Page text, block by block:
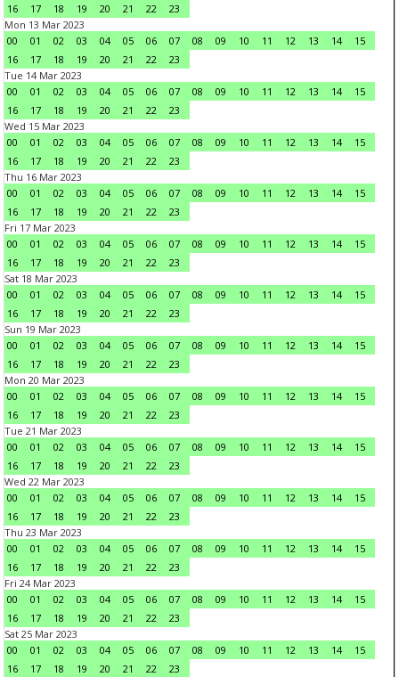
16 17 18 19 20 21 22
23
Mon 13 Mar 2023
00
01 02 03 04 05 06 07 08 09 10 11 12 13 14
15
16
17 18 19 20 21 22
23
Tue 14 Mar 2023
00
01 02 03 04 05 06 07 08 09 10 11 12 13 14
15
16
17 18 19 20 21 22
23
Wed 15 Mar 2023
00
01 02 03 04 05 06 07 08 09 10 11 12 13 14
15
16
17 18 19 20 21 22
23
Thu 16 Mar 2023
00
01 02 03 04 05 06 07 08 09 10 11 12 13 14
15
16
17 18 19 20 21 22
23
Fri 17 Mar 2023
00
01 02 03 04 05 06 07 08 09 10 11 12 13 14
15
16
17 18 19 20 21 22
23
Sat 18 Mar 2023
00
01 02 03 04 05 06 07 08 09 10 11 12 13 14
15
16
17 18 19 20 21 22
23
Sun 19 Mar 2023
00
01 02 03 04 05 06 07 08 09 10 11 12 13 14
15
16
17 18 19 20 21 22
23
Mon 20 Mar 2023
00
01 02 03 04 05 06 07 08 09 10 11 12 13 14
15
16
17 18 19 20 21 22
23
Tue 21 Mar 2023
00
01 02 03 04 05 06 07 08 09 10 11 12 13 14
15
16
17 18 19 20 21 22
23
Wed 22 Mar 2023
00
01 02 03 04 05 06 07 08 09 10 11 12 13 14
15
16
17 18 19 20 21 22
23
Thu 23 Mar 2023
00
01 02 03 04 05 06 07 08 09 10 11 12 13 14
15
16
17 18 19 20 21 22
23
Fri 24 Mar 2023
00
01 02 03 04 05 06 07 08 09 10 11 12 13 14
15
16
17 18 19 20 21 22
23
Sat 25 Mar 2023
00
01 02 03 04 05 06 07 08 09 10 11 12 13 14
15
16
17 18 19 20 21 22
23